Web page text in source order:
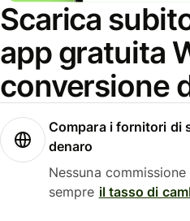
Scarica
app gratuita
conversione
Compara i fornitori di
denaro
Nessuna
sempre il tasso di